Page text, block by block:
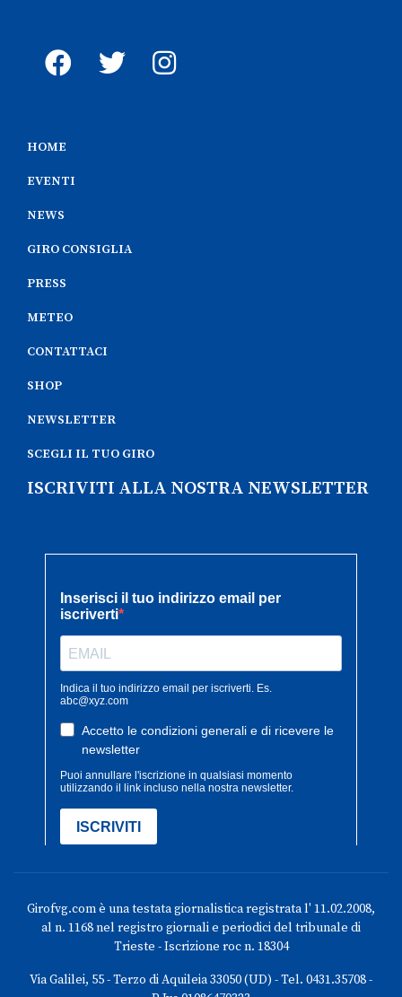
HOME
EVENTI
NEWS
GIRO CONSIGLIA
PRESS
METEO
CONTATTACI
SHOP
NEWSLETTER
SCEGLI IL TUO GIRO
ISCRIVITI ALLA NOSTRA NEWSLETTER
Girofvg.com è una testata giornalistica registrata l' 11.02.2008,
al n. 1168 nel registro giornali e periodici del tribunale di
Trieste - Iscrizione roc n. 18304
Via Galilei, 55 - Terzo di Aquileia 33050 (UD) - Tel. 0431.35708 -